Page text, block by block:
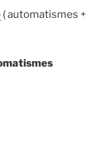
( automatismes +